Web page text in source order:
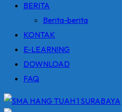
BERITA
Berita-berita
KONTAK
E-LEARNING
DOWNLOAD
FAQ